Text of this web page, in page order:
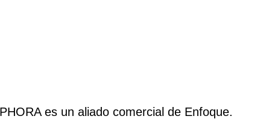
es un aliado comercial de Enfoque.